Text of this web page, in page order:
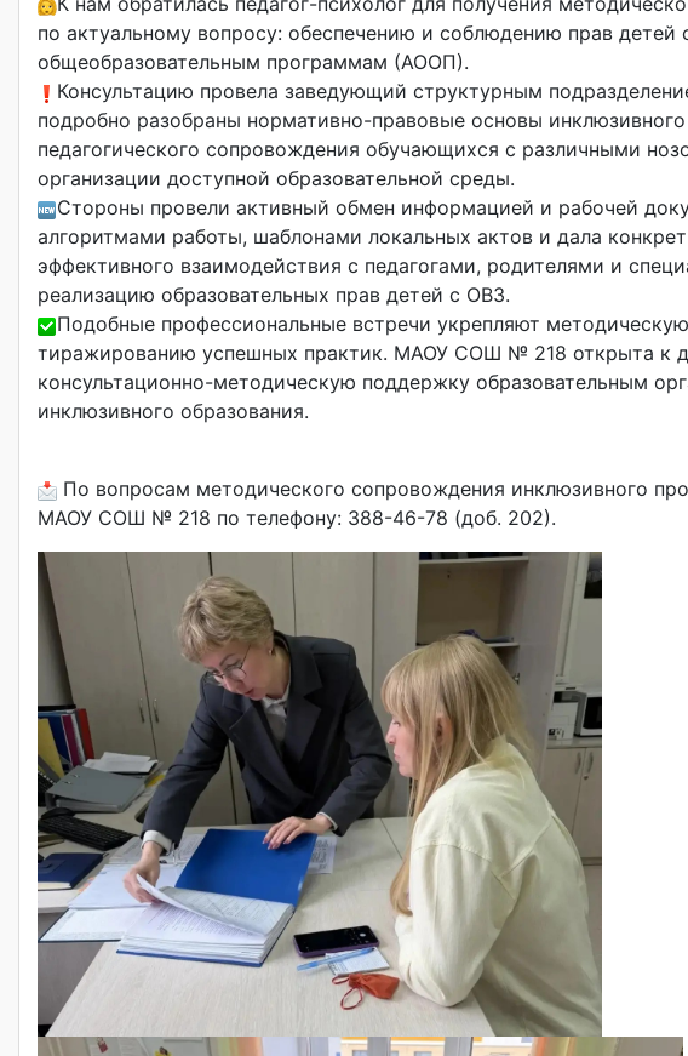
по актуальному вопросу: обеспечению и соблюдению прав
общеобразовательным программам (АООП).
Консультацию провела заведующий структурным
подробно разобраны нормативно-правовые основы
педагогического сопровождения обучающихся с различными
организации доступной образовательной среды.
Стороны провели активный обмен информацией и рабочей
алгоритмами работы, шаблонами локальных актов и дала
эффективного взаимодействия с педагогами, родителями и
реализацию образовательных прав детей с ОВЗ.
Подобные профессиональные встречи укрепляют
тиражированию успешных практик. МАОУ СОШ № 218 открыта к
консультационно-методическую поддержку образовательным
инклюзивного образования.
По вопросам методического сопровождения инклюзивного
МАОУ СОШ № 218 по телефону: 388-46-78 (доб. 202).